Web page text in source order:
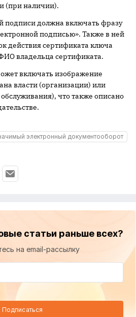
(при наличии).
подписи должна включать фразу
подписью». Также в ней
действия сертификата ключа
владельца сертификата.
включать изображение
власти (организации) или
что также описано
электронный документооборот
статьи раньше всех?
на email-рассылку
Подписаться